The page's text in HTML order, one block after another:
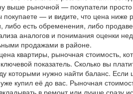
выше рыночной — покупатели просто
— и видите, что цена ниже
либо есть обременения, либо
аналогов и понимания оценки
продажами в районе.
цена квартиры, рыночная стоимость,
показатель. Сколько вы
которыми нужно найти баланс.
купил её до вас. Рыночная
в ремонт или лучше сразу